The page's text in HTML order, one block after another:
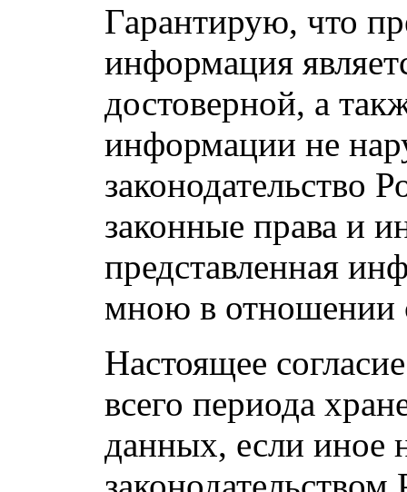
Гарантирую, что
информация
достоверной, а
информации не
законодательство
законные права и
представленная
мною в отношении
Настоящее
всего периода
данных, если иное